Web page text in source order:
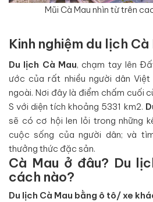
Mũi Cà Mau nhìn từ trên
Kinh nghiệm du lịch Cà
Du lịch Cà Mau, chạm tay lên
ước của rất nhiều người dân
ngoài. Nơi đây là điểm chấm cuối
S với diện tích khoảng 5331 km2.
sẽ có cơ hội len lỏi trong những
cuộc sống của người dân; và
thưởng thức đặc sản.
Cà Mau ở đâu? Du
cách nào?
Du lịch Cà Mau bằng ô tô/ xe